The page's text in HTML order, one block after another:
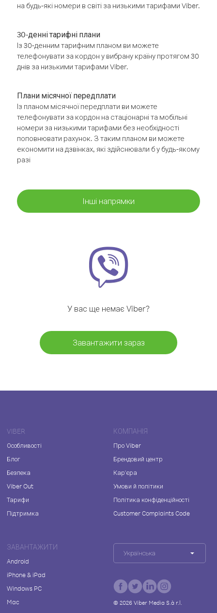
на будь-які номери в світі за низькими тарифами Viber.
30-денні тарифні плани
Із 30-денним тарифним планом ви можете
телефонувати за кордон у вибрану країну протягом 30
днів за низькими тарифами Viber.
Плани місячної передплати
Із планом місячної передплати ви можете
телефонувати за кордон на стаціонарні та мобільні
номери за низькими тарифами без необхідності
поповнювати рахунок. З таким планом ви можете
економити на дзвінках, які здійснювали б у будь-якому
разі
Інші напрямки
У вас ще немає Viber?
Завантажити зараз
VIBER
Особливості
Блог
Безпека
Viber Out
Тарифи
Підтримка
КОМПАНІЯ
Про Viber
Брендовий центр
Кар'єра
Умови й політики
Політика конфіденційності
Customer Complaints Code
ЗАВАНТАЖИТИ
Android
iPhone & iPad
Windows PC
Mac
Українська
© 2026Viber Media S.à r.l.